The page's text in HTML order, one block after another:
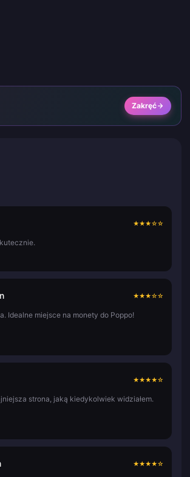
Zakręć
★★★☆☆
★★★☆☆
Idealne miejsce na monety do Poppo!
★★★★☆
strona, jaką kiedykolwiek widziałem.
★★★★☆